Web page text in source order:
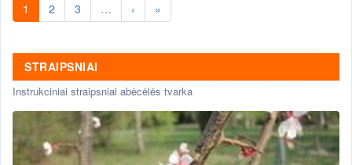
1 2 3 … › »
STRAIPSNIAI
Instrukciniai straipsniai abėcėlės tvarka